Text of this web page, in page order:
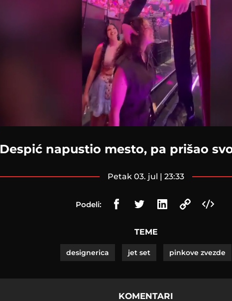
Despić napustio mesto, pa prišao
petak 03. jul | 23:33
Podeli:
TEME
designerica jet set pinkove zvezde
KOMENTARI